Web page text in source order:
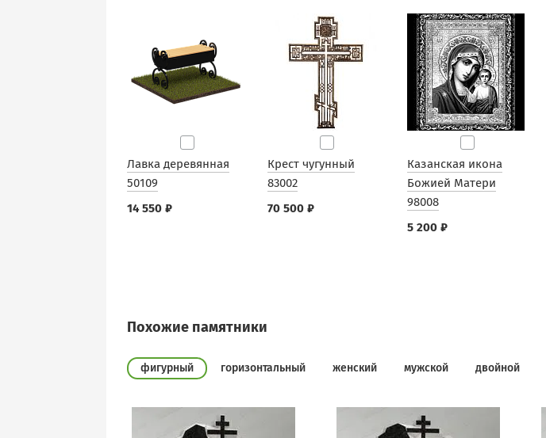
Лавка деревянная
50109
14 550 ₽
Крест чугунный
83002
70 500 ₽
Казанская икона
Божией Матери
98008
5 200 ₽
Похожие памятники
фигурный горизонтальный женский мужской двойной